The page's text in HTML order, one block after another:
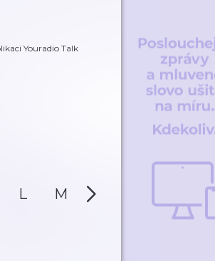
Youradio Talk
L M N